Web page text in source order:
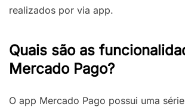
realizados por via app.
Quais são as
Mercado Pago?
O app Mercado Pago possui uma